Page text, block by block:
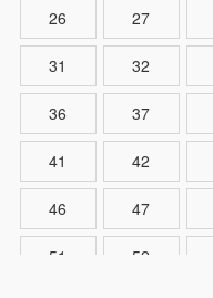
26 27
31 32
36 37
41 42
46 47
51 52